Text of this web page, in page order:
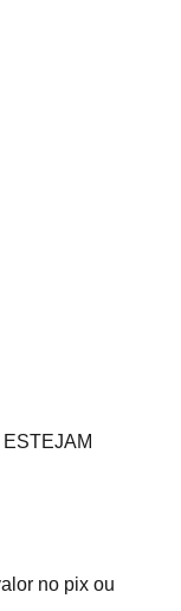
no pix ou